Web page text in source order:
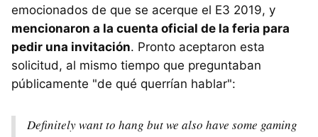
emocionados de que se acerque el E3 2019, y
mencionaron a la cuenta oficial de la feria para
pedir una invitación. Pronto aceptaron esta
solicitud, al mismo tiempo que preguntaban
públicamente "de qué querrían hablar":
Definitely want to hang but we also have some gaming